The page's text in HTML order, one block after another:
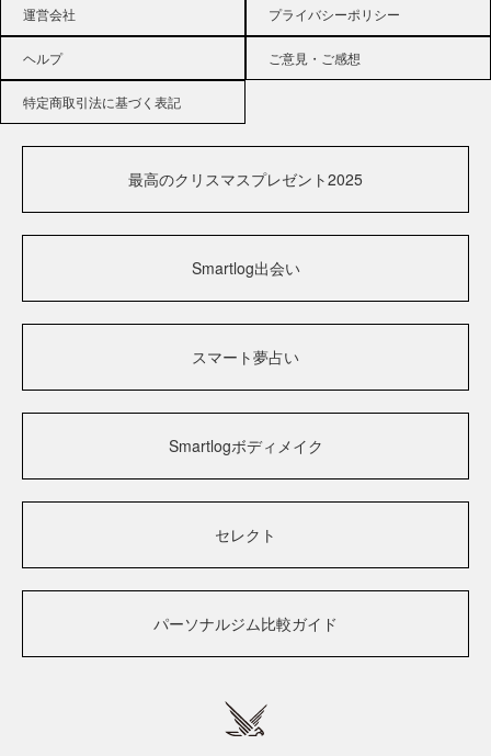
運営会社 プライバシーポリシー
ヘルプ ご意見・ご感想
特定商取引法に基づく表記
最高のクリスマスプレゼント2025
Smartlog出会い
スマート夢占い
Smartlogボディメイク
セレクト
パーソナルジム比較ガイド